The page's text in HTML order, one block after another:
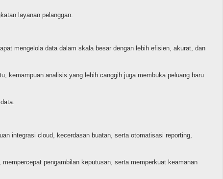
layanan pelanggan.
mengelola data dalam skala besar dengan lebih efisien, akurat, dan
kemampuan analisis yang lebih canggih juga membuka peluang baru
integrasi cloud, kecerdasan buatan, serta otomatisasi reporting,
pengambilan keputusan, serta memperkuat keamanan